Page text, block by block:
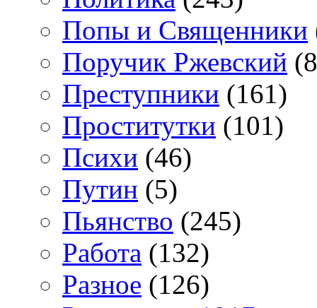
Попы и Священники
Поручик Ржевский
Преступники (161)
Проститутки (101)
Психи (46)
Путин (5)
Пьянство (245)
Работа (132)
Разное (126)